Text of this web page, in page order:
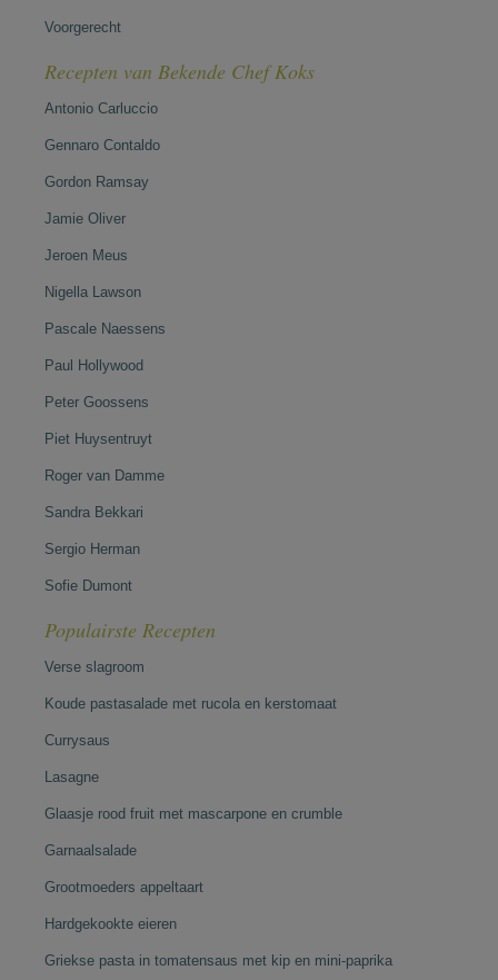
Voorgerecht
Recepten van Bekende Chef Koks
Antonio Carluccio
Gennaro Contaldo
Gordon Ramsay
Jamie Oliver
Jeroen Meus
Nigella Lawson
Pascale Naessens
Paul Hollywood
Peter Goossens
Piet Huysentruyt
Roger van Damme
Sandra Bekkari
Sergio Herman
Sofie Dumont
Populairste Recepten
Verse slagroom
Koude pastasalade met rucola en kerstomaat
Currysaus
Lasagne
Glaasje rood fruit met mascarpone en crumble
Garnaalsalade
Grootmoeders appeltaart
Hardgekookte eieren
Griekse pasta in tomatensaus met kip en mini-paprika